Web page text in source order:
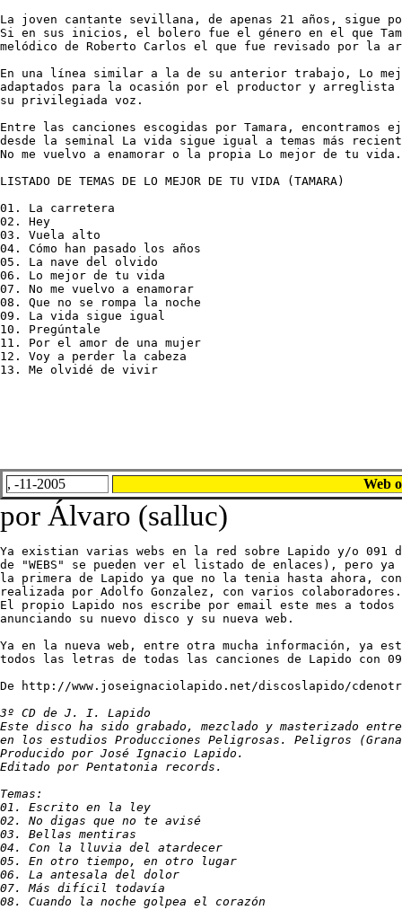
La joven cantante sevillana, de apenas 21 años, sigue
Si en sus inicios, el bolero fue el género en el que
melódico de Roberto Carlos el que fue revisado por la
En una línea similar a la de su anterior trabajo, Lo
adaptados para la ocasión por el productor y
su privilegiada voz.
Entre las canciones escogidas por Tamara,
desde la seminal La vida sigue igual a temas más
No me vuelvo a enamorar o la propia Lo mejor de tu vida.
LISTADO DE TEMAS DE LO MEJOR DE TU VIDA (TAMARA)
01. La carretera
02. Hey
03. Vuela alto
04. Cómo han pasado los años
05. La nave del olvido
06. Lo mejor de tu vida
07. No me vuelvo a enamorar
08. Que no se rompa la noche
09. La vida sigue igual
10. Pregúntale
11. Por el amor de una mujer
12. Voy a perder la cabeza
13. Me olvidé de vivir
, -11-2005 Web
por Álvaro (salluc)
Ya existian varias webs en la red sobre Lapido y/o 091
de "WEBS" se pueden ver el listado de enlaces), pero
la primera de Lapido ya que no la tenia hasta ahora,
realizada por Adolfo Gonzalez, con varios colaboradores.
El propio Lapido nos escribe por email este mes a
anunciando su nuevo disco y su nueva web.
Ya en la nueva web, entre otra mucha información, ya
todos las letras de todas las canciones de Lapido con
De http://www.joseignaciolapido.net/discoslapido/
3º CD de J. I. Lapido
Este disco ha sido grabado, mezclado y masterizado
en los estudios Producciones Peligrosas. Peligros
Producido por José Ignacio Lapido.
Editado por Pentatonia records.
Temas:
01. Escrito en la ley
02. No digas que no te avisé
03. Bellas mentiras
04. Con la lluvia del atardecer
05. En otro tiempo, en otro lugar
06. La antesala del dolor
07. Más difícil todavía
08. Cuando la noche golpea el corazón